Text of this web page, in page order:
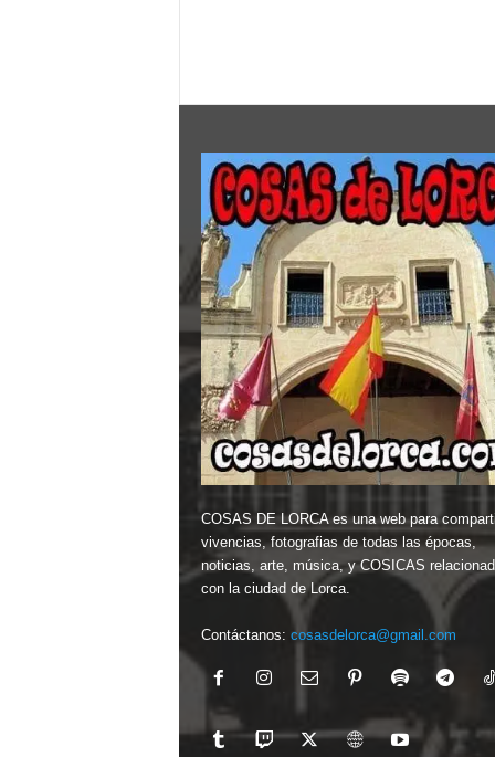
COSAS DE LORCA es una web para
vivencias, fotografias de todas las épocas,
noticias, arte, música, y COSICAS
con la ciudad de Lorca.
Contáctanos: cosasdelorca@gmail.com